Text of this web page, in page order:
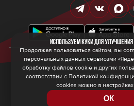
© 2026 ООО ХК
Политика
Политика обработки
Правила программы
Используем куки для улучшения
Продолжая пользоваться сайтом, вы
персональных данных сервисами
обработку файлов cookie и других
соответствии с Политикой
cookies можно в настройках
ОК